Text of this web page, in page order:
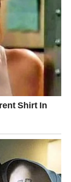
anksioznost,
energiju u
a orhideje
nisu samo
sretniji život